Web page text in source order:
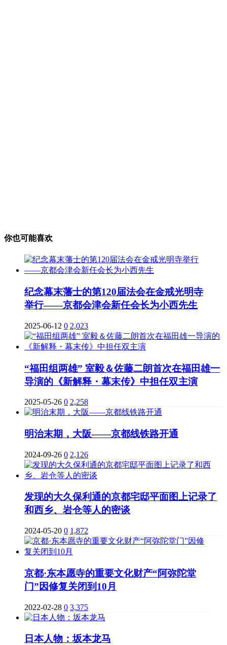
你也可能喜欢
纪念幕末藩士的第120届法会在金戒光明寺
举行——京都会津会新任会长为小西先生
2025-06-12 0 2,023
“福田组两雄” 室毅＆佐藤二朗首次在福田雄一
导演的《新解释・幕末传》中担任双主演
2025-05-26 0 2,258
明治末期，大阪——京都线铁路开通
2024-09-26 0 2,126
发现的大久保利通的京都宅邸平面图上记录了
和西乡、岩仓等人的密谈
2024-05-20 0 1,872
京都·东本愿寺的重要文化财产“阿弥陀堂
门”因修复关闭到10月
2022-02-28 0 3,375
日本人物：坂本龙马